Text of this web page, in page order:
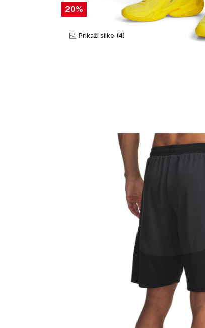
20%
Prikaži slike (4)